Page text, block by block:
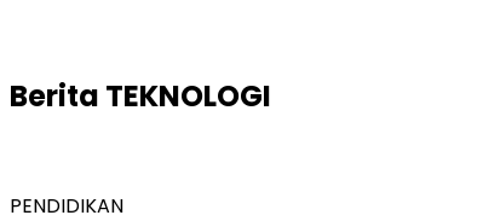
Berita TEKNOLOGI
PENDIDIKAN